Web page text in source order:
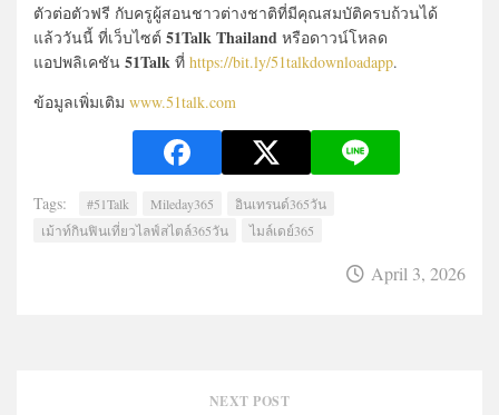
ตัวต่อตัวฟรี กับครูผู้สอนชาวต่างชาติที่มีคุณสมบัติครบถ้วนได้
แล้ววันนี้ ที่เว็บไซต์ 51Talk Thailand หรือดาวน์โหลด
แอปพลิเคชัน 51Talk ที่ https://bit.ly/51talkdownloadapp.
ข้อมูลเพิ่มเติม www.51talk.com
Tags: #51Talk Mileday365
อินเทรนด์365วัน
เม้าท์กินฟินเที่ยวไลฟ์สไตล์365วัน
ไมล์เดย์365
April 3, 2026
NEXT POST